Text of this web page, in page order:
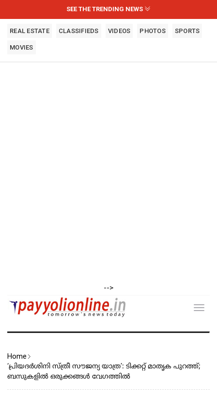
SEE THE TRENDING NEWS
REAL ESTATE CLASSIFIEDS VIDEOS PHOTOS SPORTS
MOVIES
-->
Home
‘പ്രിയദര്‍ശിനി സ്ത്രീ സൗജന്യ യാത്ര’: ടിക്കറ്റ് മാതൃക പുറത്ത്;
ബസുകളിൽ ഒരുക്കങ്ങൾ വേഗത്തിൽ